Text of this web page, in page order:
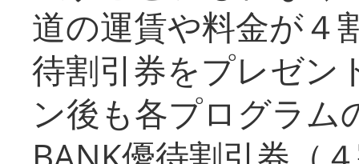
道の運賃や料金が４
待割引券をプレゼン
ン後も各プログラム